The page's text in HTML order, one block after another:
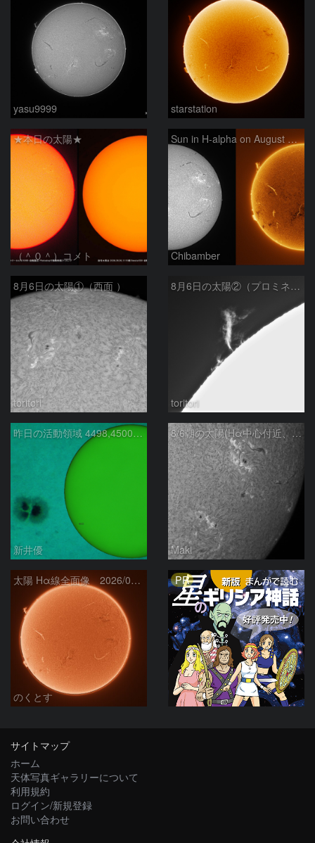
yasu9999 starstation
★本日の太陽★
（＾０＾）コメト
Sun in H-alpha on August 6, 2026
Chibamber
8月6日の太陽①（西面 ）
toritori
8月6日の太陽②（プロミネン北東縁 ）
toritori
昨日の活動領域 4498,4500：2026/08/05
新井優
8/6朝の太陽(Hα中心付近、4498、4502付近)
Maki
太陽 Hα線全面像 2026/08/06
のくとす
PR
サイトマップ
ホーム
天体写真ギャラリーについて
利用規約
ログイン/新規登録
お問い合わせ